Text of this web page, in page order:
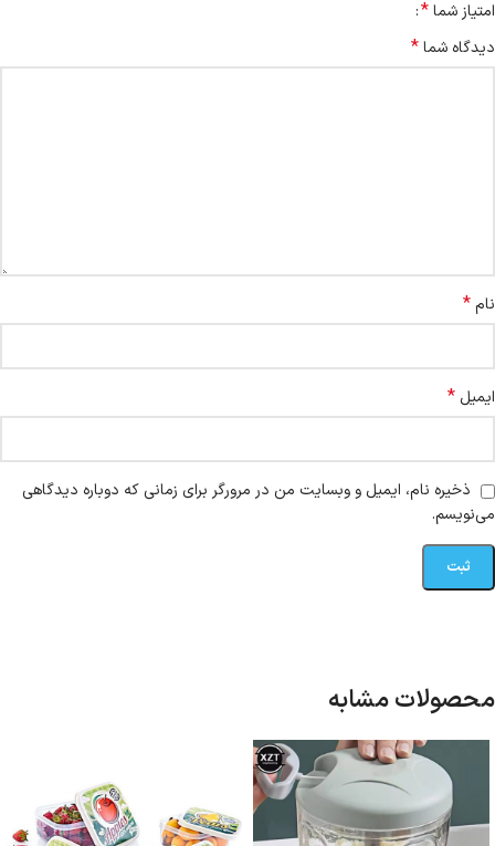
امتیاز شما*
دیدگاه شما*
نام*
ایمیل *
ذخیره نام، ایمیل و وبسایت من در مرورگر برای زمانی که دوباره دیدگاهی
می‌نویسم.
محصولات مشابه